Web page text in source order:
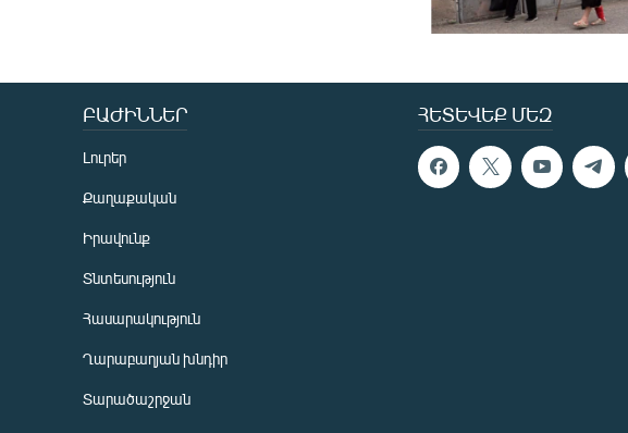
ՀԵՏԵՎԵՔ ՄԵԶ
ԲԱԺԻՆՆԵՐ
Լուրեր
Քաղաքական
Իրավունք
Տնտեսություն
Հասարակություն
Ղարաբաղյան խնդիր
Տարածաշրջան